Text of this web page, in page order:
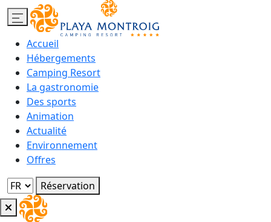
Accueil
Hébergements
Camping Resort
La gastronomie
Des sports
Animation
Actualité
Environnement
Offres
Réservation